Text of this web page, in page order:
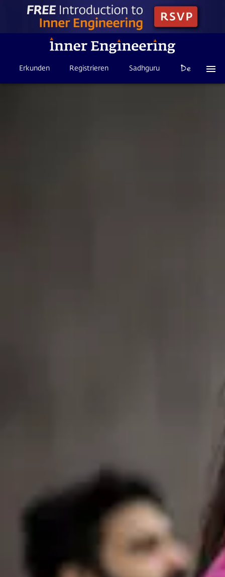
Erkunden Registrieren Sadhguru